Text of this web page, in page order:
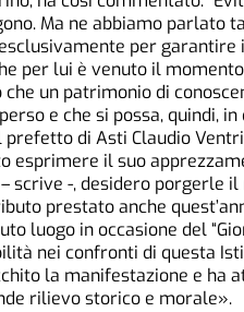
Ma ne abbiamo parlato
per
per lui è venuto il
un patrimonio di
e che si possa, quindi,
prefetto di Asti Claudio
esprimere il suo
scrive -, desidero porgerle
prestato anche
luogo in occasione del
nei confronti di questa
la manifestazione e ha
rilievo storico e morale».